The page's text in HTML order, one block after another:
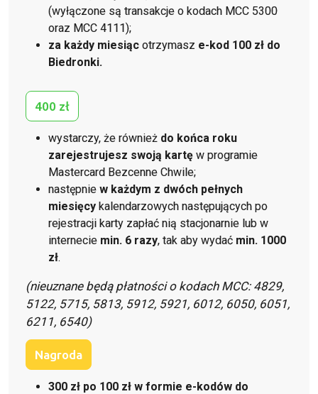
(wyłączone są transakcje o kodach MCC 5300
oraz MCC 4111);
za każdy miesiąc otrzymasz e-kod 100 zł do
Biedronki.
400 zł
wystarczy, że również do końca roku
zarejestrujesz swoją kartę w programie
Mastercard Bezcenne Chwile;
następnie w każdym z dwóch pełnych
miesięcy kalendarzowych następujących po
rejestracji karty zapłać nią stacjonarnie lub w
internecie min. 6 razy, tak aby wydać min. 1000
zł.
(nieuznane będą płatności o kodach MCC: 4829,
5122, 5715, 5813, 5912, 5921, 6012, 6050, 6051,
6211, 6540)
Nagroda
300 zł po 100 zł w formie e-kodów do